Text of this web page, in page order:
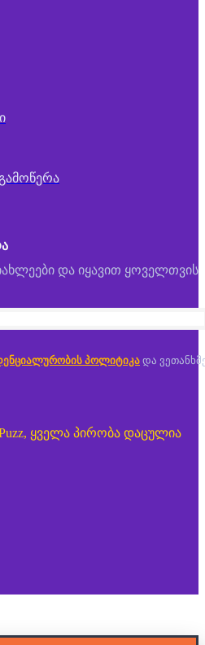
და იყავით ყოველთვის
პოლიტიკა და
Puzz, ყველა პირობა დაცულია